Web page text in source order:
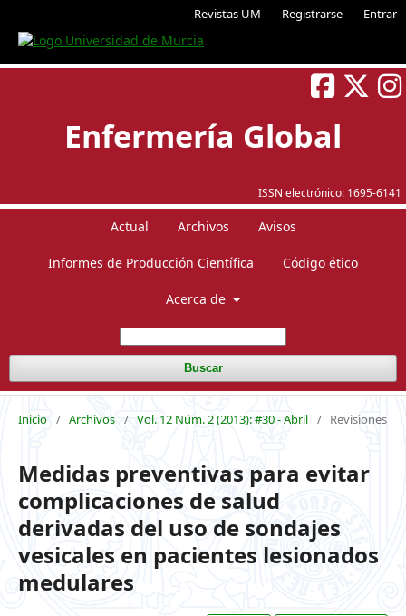
Revistas UM Registrarse Entrar
ISSN electrónico: 1695-6141
Enfermería Global
Actual Archivos Avisos
Informes de Producción Científica Código ético
Acerca de
Buscar
Inicio / Archivos / Vol. 12 Núm. 2 (2013): #30 - Abril / Revisiones
Medidas preventivas para evitar
complicaciones de salud
derivadas del uso de sondajes
vesicales en pacientes lesionados
medulares